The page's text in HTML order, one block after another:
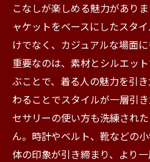
こなしが楽しめる魅力があり
ャケットをベースにしたスタ
けでなく、カジュアルな場面
重要なのは、素材とシルエッ
ぶことで、着る人の魅力を引
わることでスタイルが一層引
セサリーの使い方も洗練され
ん。時計やベルト、靴などの
体の印象が引き締まり、より